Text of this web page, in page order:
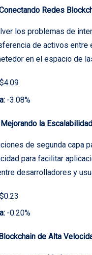
Redes
los problemas de
de activos
en el espacio de
$4.09
-3.08%
la
de segunda capa
para facilitar
desarrolladores y
$0.23
-0.20%
de Alta